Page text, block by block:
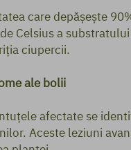
care depășește
Celsius a
ciupercii.
ale bolii
afectate se
Aceste leziuni